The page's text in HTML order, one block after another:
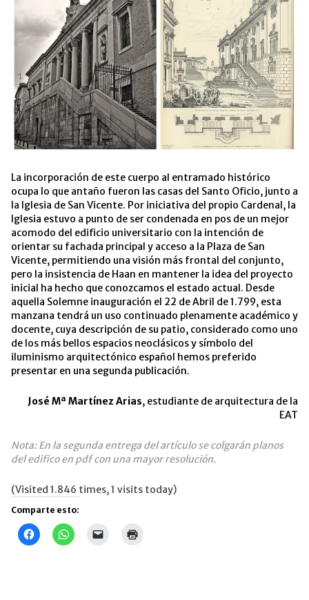
La incorporación de este cuerpo al entramado histórico
ocupa lo que antaño fueron las casas del Santo Oficio, junto a
la Iglesia de San Vicente. Por iniciativa del propio Cardenal, la
Iglesia estuvo a punto de ser condenada en pos de un mejor
acomodo del edificio universitario con la intención de
orientar su fachada principal y acceso a la Plaza de San
Vicente, permitiendo una visión más frontal del conjunto,
pero la insistencia de Haan en mantener la idea del proyecto
inicial ha hecho que conozcamos el estado actual. Desde
aquella Solemne inauguración el 22 de Abril de 1.799, esta
manzana tendrá un uso continuado plenamente académico y
docente, cuya descripción de su patio, considerado como uno
de los más bellos espacios neoclásicos y símbolo del
iluminismo arquitectónico español hemos preferido
presentar en una segunda publicación.
José Mª Martínez Arias, estudiante de arquitectura de la
EAT
Nota: En la segunda entrega del artículo se colgarán planos
del edifico en pdf con una mayor resolución.
(Visited 1.846 times, 1 visits today)
Comparte esto:
Haz
clic
Haz
clic